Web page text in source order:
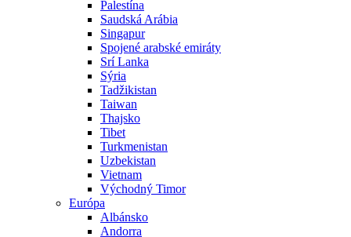
Palestína
Saudská Arábia
Singapur
Spojené arabské emiráty
Srí Lanka
Sýria
Tadžikistan
Taiwan
Thajsko
Tibet
Turkmenistan
Uzbekistan
Vietnam
Východný Timor
Európa
Albánsko
Andorra